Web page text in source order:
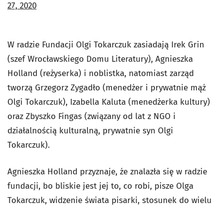
27, 2020
W radzie Fundacji Olgi Tokarczuk zasiadają Irek Grin
(szef Wrocławskiego Domu Literatury), Agnieszka
Holland (reżyserka) i noblistka, natomiast zarząd
tworzą Grzegorz Zygadło (menedżer i prywatnie mąż
Olgi Tokarczuk), Izabella Kaluta (menedżerka kultury)
oraz Zbyszko Fingas (związany od lat z NGO i
działalnością kulturalną, prywatnie syn Olgi
Tokarczuk).
Agnieszka Holland przyznaje, że znalazła się w radzie
fundacji, bo bliskie jest jej to, co robi, pisze Olga
Tokarczuk, widzenie świata pisarki, stosunek do wielu